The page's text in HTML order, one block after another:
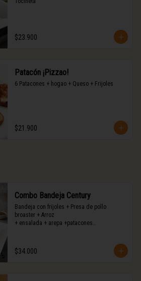
$23.900
Patacón ¡Pizzao!
6 Patacones + hogao + Queso + Frijoles
$21.900
Combo Bandeja Century
Bandeja con frijoles + Presa de pollo
broaster + Arroz
+ ensalada + arepa +patacones
$34.000